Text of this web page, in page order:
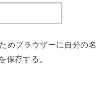
めブラウザーに自分の名
保存する。